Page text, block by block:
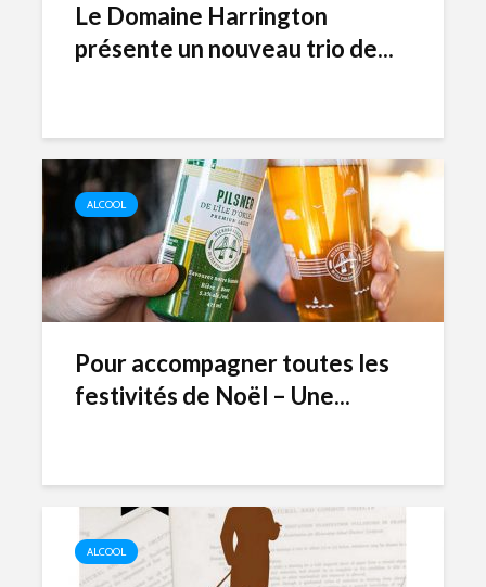
Le Domaine Harrington
présente un nouveau trio de...
ALCOOL
Pour accompagner toutes les
festivités de Noël – Une...
ALCOOL